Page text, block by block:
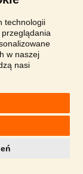
technologii
w naszej
nasi
,Polityka